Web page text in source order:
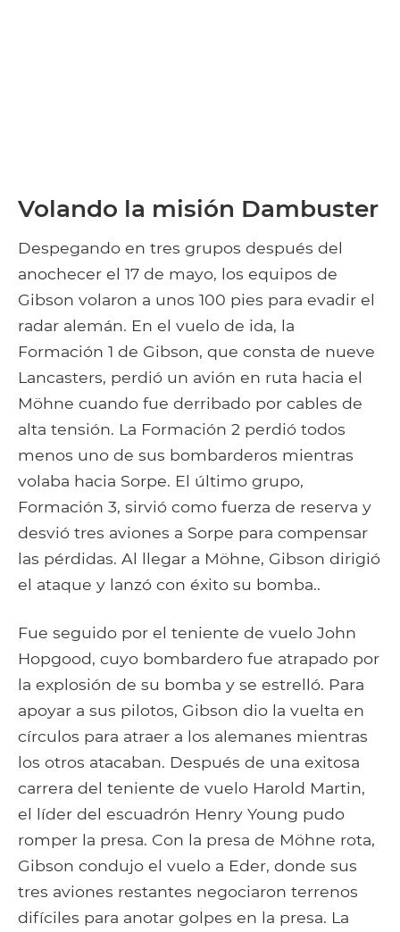
Volando la misión Dambuster
Despegando en tres grupos después del
anochecer el 17 de mayo, los equipos de
Gibson volaron a unos 100 pies para evadir el
radar alemán. En el vuelo de ida, la
Formación 1 de Gibson, que consta de nueve
Lancasters, perdió un avión en ruta hacia el
Möhne cuando fue derribado por cables de
alta tensión. La Formación 2 perdió todos
menos uno de sus bombarderos mientras
volaba hacia Sorpe. El último grupo,
Formación 3, sirvió como fuerza de reserva y
desvió tres aviones a Sorpe para compensar
las pérdidas. Al llegar a Möhne, Gibson dirigió
el ataque y lanzó con éxito su bomba..
Fue seguido por el teniente de vuelo John
Hopgood, cuyo bombardero fue atrapado por
la explosión de su bomba y se estrelló. Para
apoyar a sus pilotos, Gibson dio la vuelta en
círculos para atraer a los alemanes mientras
los otros atacaban. Después de una exitosa
carrera del teniente de vuelo Harold Martin,
el líder del escuadrón Henry Young pudo
romper la presa. Con la presa de Möhne rota,
Gibson condujo el vuelo a Eder, donde sus
tres aviones restantes negociaron terrenos
difíciles para anotar golpes en la presa. La